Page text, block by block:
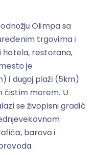
Olimpa sa
trgovima i
hotela, restorana,
je
i dugoj plaži (5km)
čistim morem. U
se živopisni gradić
barova i